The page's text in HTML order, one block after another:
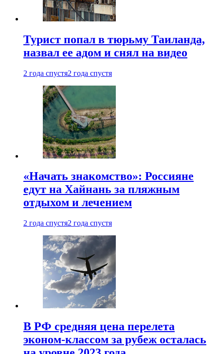
Турист попал в тюрьму Таиланда,
назвал ее адом и снял на видео
2 года спустя2 года спустя
«Начать знакомство»: Россияне
едут на Хайнань за пляжным
отдыхом и лечением
2 года спустя2 года спустя
В РФ средняя цена перелета
эконом-классом за рубеж осталась